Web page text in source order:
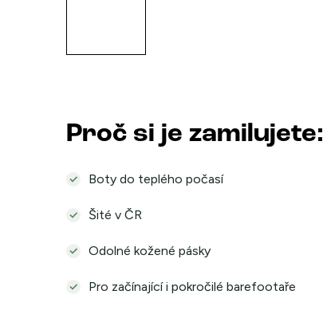
Proč si je zamilujete:
Boty do teplého počasí
Šité v ČR
Odolné kožené pásky
Pro začínající i pokročilé barefootaře